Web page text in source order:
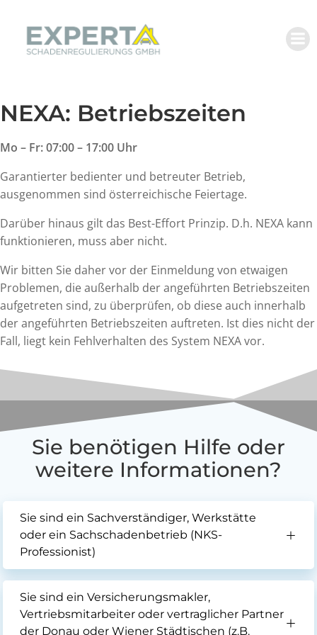
springen
NEXA: Betriebszeiten
Mo – Fr: 07:00 – 17:00 Uhr
Garantierter bedienter und betreuter Betrieb,
ausgenommen sind österreichische Feiertage.
Darüber hinaus gilt das Best-Effort Prinzip. D.h. NEXA kann
funktionieren, muss aber nicht.
Wir bitten Sie daher vor der Einmeldung von etwaigen
Problemen, die außerhalb der angeführten Betriebszeiten
aufgetreten sind, zu überprüfen, ob diese auch innerhalb
der angeführten Betriebszeiten auftreten. Ist dies nicht der
Fall, liegt kein Fehlverhalten des System NEXA vor.
Sie benötigen Hilfe oder
weitere Informationen?
Sie sind ein Sachverständiger, Werkstätte
oder ein Sachschadenbetrieb (NKS-
Professionist)
Sie sind ein Versicherungsmakler,
Vertriebsmitarbeiter oder vertraglicher Partner
der Donau oder Wiener Städtischen (z.B.